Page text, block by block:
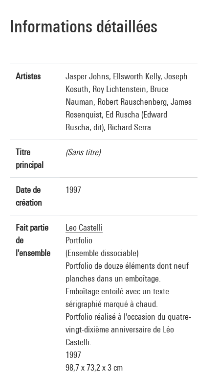
Informations détaillées
Artistes
Jasper Johns, Ellsworth Kelly, Joseph
Kosuth, Roy Lichtenstein, Bruce
Nauman, Robert Rauschenberg, James
Rosenquist, Ed Ruscha (Edward
Ruscha, dit), Richard Serra
Titre
principal
(Sans titre)
Date de
création
1997
Fait partie
de
l'ensemble
Leo Castelli
Portfolio
(Ensemble dissociable)
Portfolio de douze éléments dont neuf
planches dans un emboîtage.
Emboîtage entoilé avec un texte
sérigraphié marqué à chaud.
Portfolio réalisé à l'occasion du quatre-
vingt-dixième anniversaire de Léo
Castelli.
1997
98,7 x 73,2 x 3 cm